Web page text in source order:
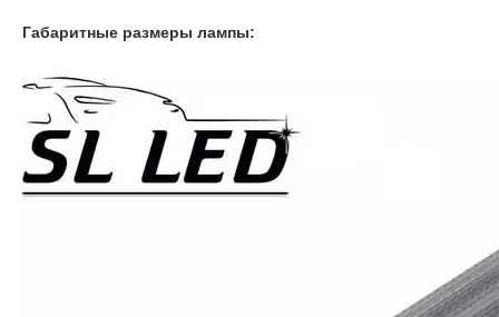
Габаритные размеры лампы: